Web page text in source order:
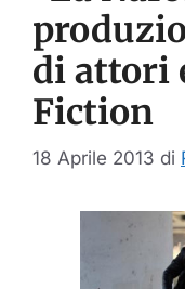
di attori
Fiction
18 Aprile 2013 di